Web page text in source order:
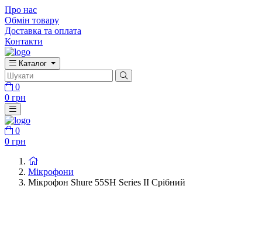
Про нас
Обмін товару
Доставка та оплата
Контакти
Каталог
0
0 грн
0
0 грн
Мікрофони
Мікрофон Shure 55SH Series II Срібний